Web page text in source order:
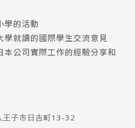
學的活動
學就讀的國際學生交流意見
本公司實際工作的經驗分享和
子市日吉町13-32